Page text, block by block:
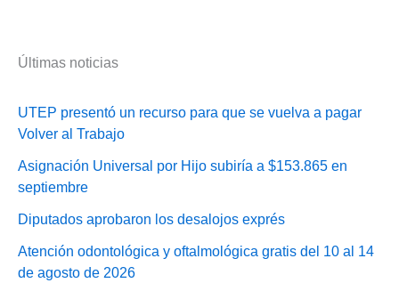
Últimas noticias
UTEP presentó un recurso para que se vuelva a pagar
Volver al Trabajo
Asignación Universal por Hijo subiría a $153.865 en
septiembre
Diputados aprobaron los desalojos exprés
Atención odontológica y oftalmológica gratis del 10 al 14
de agosto de 2026